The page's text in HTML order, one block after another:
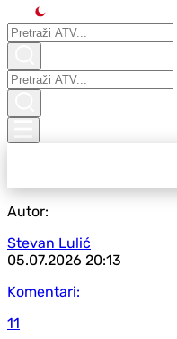
Autor:
Stevan Lulić
05.07.2026 20:13
Komentari:
11